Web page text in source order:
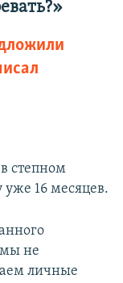
степном
уже 16 месяцев.
не
личные